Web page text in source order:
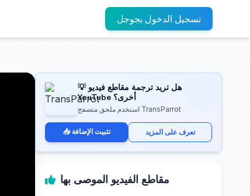
تسجيل الدخول بجوجل
💡 هل تريد ترجمة مقاطع فيديو
YouTube أخرى؟
استخدم ملحق متصفح TransParrot
📥 تثبيت الإضافة تعرف على المزيد
مقاطع الفيديو الموصى بها